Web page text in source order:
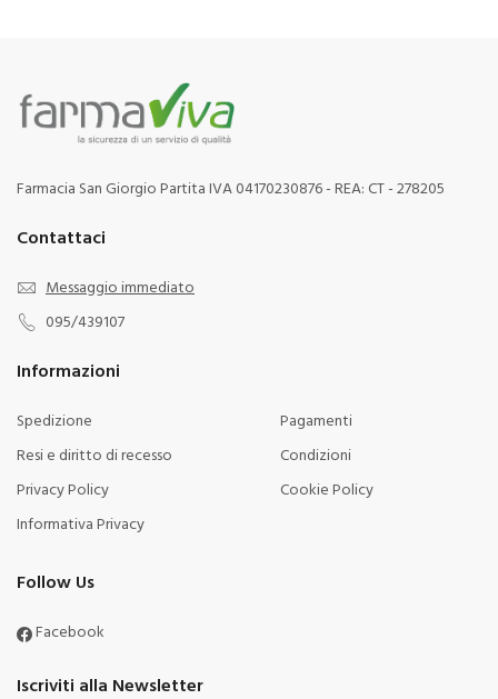
Farmacia San Giorgio Partita IVA 04170230876 - REA: CT - 278205
Contattaci
Messaggio immediato
095/439107
Informazioni
Spedizione
Pagamenti
Resi e diritto di recesso
Condizioni
Privacy Policy
Cookie Policy
Informativa Privacy
Follow Us
Facebook
Iscriviti alla Newsletter